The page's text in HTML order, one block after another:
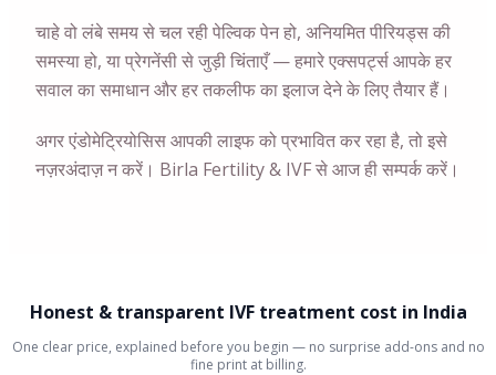
चाहे वो लंबे समय से चल रही पेल्विक पेन हो, अनियमित पीरियड्स की
समस्या हो, या प्रेगनेंसी से जुड़ी चिंताएँ — हमारे एक्सपर्ट्स आपके हर
सवाल का समाधान और हर तकलीफ का इलाज देने के लिए तैयार हैं।
अगर एंडोमेट्रियोसिस आपकी लाइफ को प्रभावित कर रहा है, तो इसे
नज़रअंदाज़ न करें। Birla Fertility & IVF से आज ही सम्पर्क करें।
Honest & transparent IVF treatment cost in India
One clear price, explained before you begin — no surprise add-ons and no
fine print at billing.